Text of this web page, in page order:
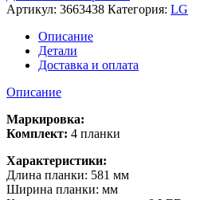
Артикул: 3663438 Категория: LG
Описание
Детали
Доставка и оплата
Описание
Маркировка:
Комплект: 4 планки
Характеристики:
Длина планки: 581 мм
Ширина планки: мм